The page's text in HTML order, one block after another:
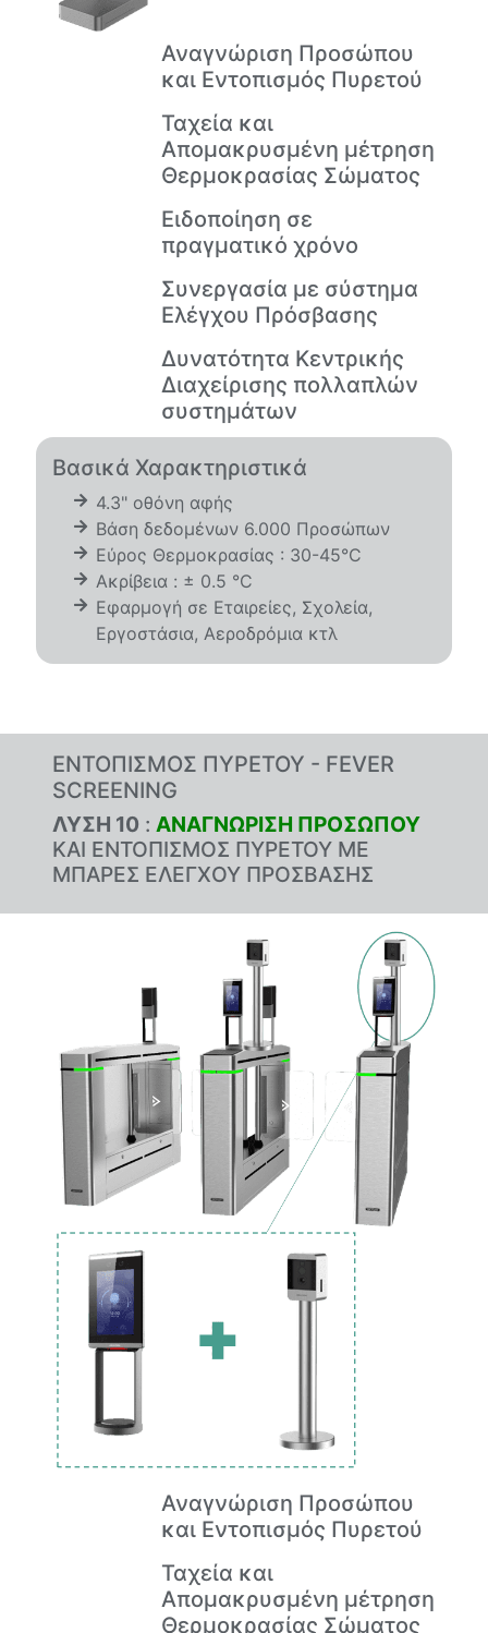
Αναγνώριση Προσώπου
και Εντοπισμός Πυρετού
Ταχεία και
Απομακρυσμένη μέτρηση
Θερμοκρασίας Σώματος
Ειδοποίηση σε
πραγματικό χρόνο
Συνεργασία με σύστημα
Ελέγχου Πρόσβασης
Δυνατότητα Κεντρικής
Διαχείρισης πολλαπλών
συστημάτων
Βασικά Χαρακτηριστικά
4.3" οθόνη αφής
Βάση δεδομένων 6.000 Προσώπων
Εύρος Θερμοκρασίας : 30-45°C
Ακρίβεια : ± 0.5 °C
Εφαρμογή σε Εταιρείες, Σχολεία,
Εργοστάσια, Αεροδρόμια κτλ
ΕΝΤΟΠΙΣΜΟΣ ΠΥΡΕΤΟΥ - FEVER
SCREENING
ΛΥΣΗ 10 : ΑΝΑΓΝΩΡΙΣΗ ΠΡΟΣΩΠΟΥ
ΚΑΙ ΕΝΤΟΠΙΣΜΟΣ ΠΥΡΕΤΟΥ ΜΕ
ΜΠΑΡΕΣ ΕΛΕΓΧΟΥ ΠΡΟΣΒΑΣΗΣ
Αναγνώριση Προσώπου
και Εντοπισμός Πυρετού
Ταχεία και
Απομακρυσμένη μέτρηση
Θερμοκρασίας Σώματος